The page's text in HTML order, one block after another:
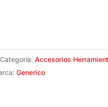
Categoría: Accesorios
Generico